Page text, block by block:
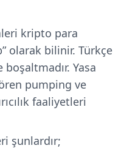
kripto para
olarak bilinir. Türkçe
Yasa
pumping ve
faaliyetleri
şunlardır;